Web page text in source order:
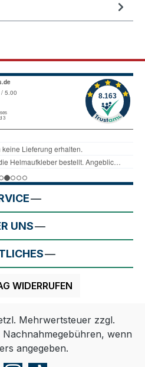
UNS
WIDERRUFEN
Mehrwertsteuer zzgl.
wenn
angegeben.